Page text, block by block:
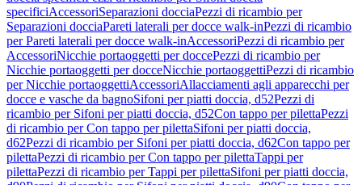
specificiAccessoriSeparazioni docciaPezzi di ricambio per
Separazioni docciaPareti laterali per docce walk-inPezzi di ricambio
per Pareti laterali per docce walk-inAccessoriPezzi di ricambio per
AccessoriNicchie portaoggetti per doccePezzi di ricambio per
Nicchie portaoggetti per docceNicchie portaoggettiPezzi di ricambio
per Nicchie portaoggettiAccessoriAllacciamenti agli apparecchi per
docce e vasche da bagnoSifoni per piatti doccia, d52Pezzi di
ricambio per Sifoni per piatti doccia, d52Con tappo per pilettaPezzi
di ricambio per Con tappo per pilettaSifoni per piatti doccia,
d62Pezzi di ricambio per Sifoni per piatti doccia, d62Con tappo per
pilettaPezzi di ricambio per Con tappo per pilettaTappi per
pilettaPezzi di ricambio per Tappi per pilettaSifoni per piatti doccia,